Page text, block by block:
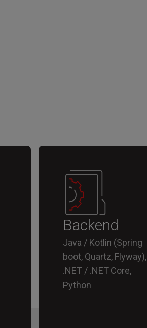
Backend
Java / Kotlin (Spring
boot, Quartz, Flyway),
.NET / .NET Core,
Python